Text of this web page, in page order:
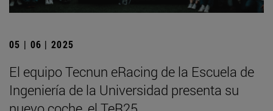
05 | 06 | 2025
El equipo Tecnun eRacing de la Escuela de
Ingeniería de la Universidad presenta su